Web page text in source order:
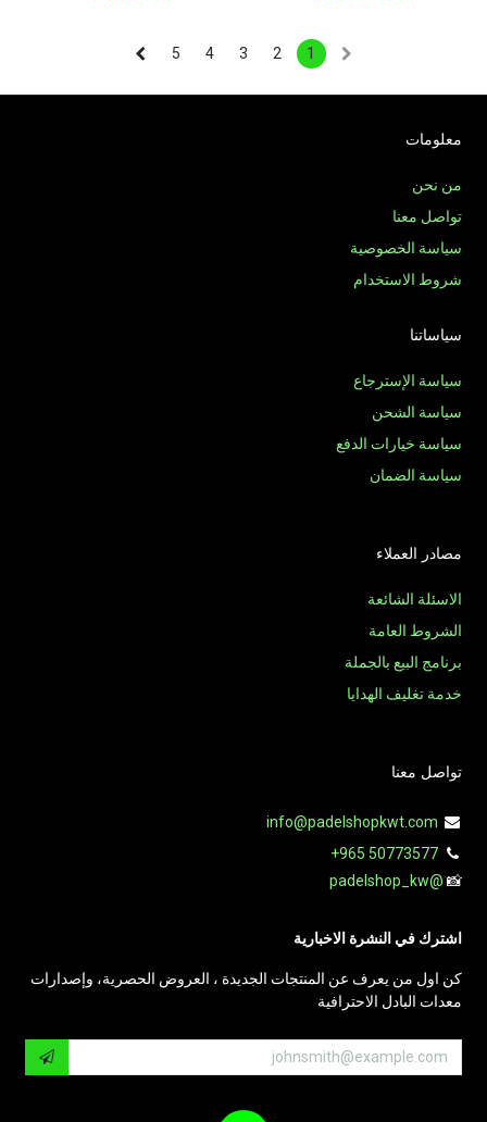
1
2
3
4
5
معلومات
من نحن
تواصل معنا
سياسة الخصوصية
شروط الاستخدام
سياساتنا
سياسة الإسترجاع
سياسة الشحن
سياسة خيارات الدفع
سياسة الضمان
مصادر العملاء
الاسئلة الشائعة
الشروط العامة
برنامج البيع بالجملة
خدمة تغليف الهدايا
تواصل معنا
info@padelshopkwt.com
+965 50773577
📸
@padelshop_kw
اشترك في النشرة الاخبارية
كن اول من يعرف عن المنتجات الجديدة ، العروض الحصرية، وإصدارات
معدات البادل الاحترافية